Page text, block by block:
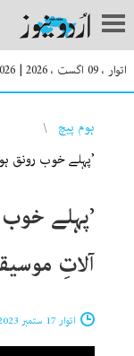
اتوار ، 09 اگست ، 2026 |
are here
ہوم پیچ
’پہلے خوب رونق
’پہلے خوب
آلاتِ
اتوار 17 ستمبر 2023 6:13